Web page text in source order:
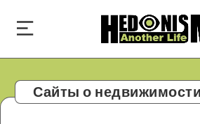
Сайты о